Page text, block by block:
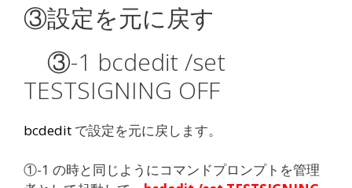
③設定を元に戻す
③-1 bcdedit /set
TESTSIGNING OFF
bcdedit で設定を元に戻します。
①-1 の時と同じようにコマンドプロンプトを管理